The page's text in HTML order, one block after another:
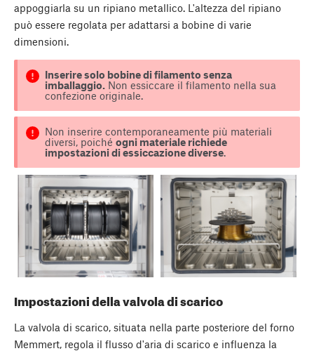
appoggiarla su un ripiano metallico. L'altezza del ripiano
può essere regolata per adattarsi a bobine di varie
dimensioni.
Inserire solo bobine di filamento senza
imballaggio.Non essiccare il filamento nella sua
confezione originale.
Non inserire contemporaneamente più materiali
diversi, poiché ogni materiale richiede
impostazioni di essiccazione diverse.
Impostazioni della valvola di scarico
La valvola di scarico, situata nella parte posteriore del forno
Memmert, regola il flusso d'aria di scarico e influenza la